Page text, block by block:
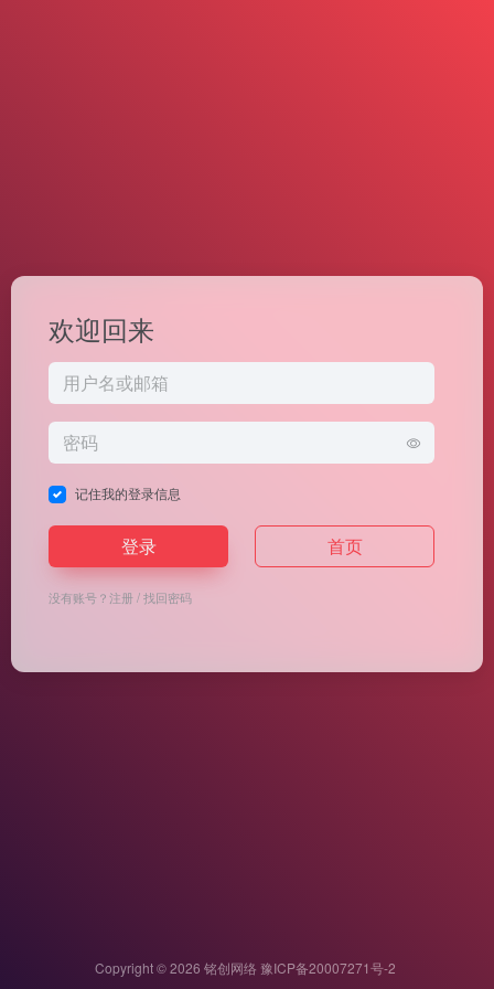
欢迎回来
记住我的登录信息
登录 首页
没有账号？注册/找回密码
Copyright © 2026 铭创网络 豫ICP备20007271号-2